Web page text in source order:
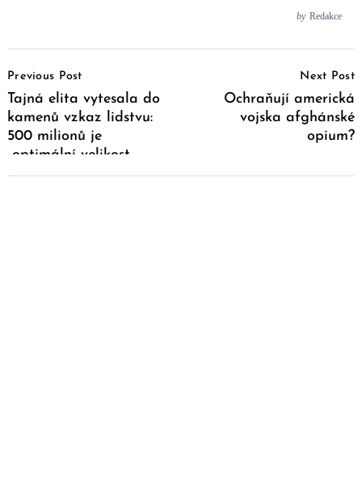
by Redakce
Navigation
Previous Post
Tajná elita vytesala do
kamenů vzkaz lidstvu:
500 milionů je
„optimální velikost
populace“
Next Post
Ochraňují americká
vojska afghánské
opium?